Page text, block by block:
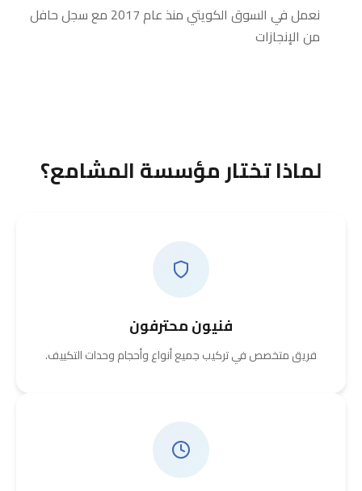
نعمل في السوق الكويتي منذ عام 2017 مع سجل حافل
من الإنجازات
لماذا تختار مؤسسة المشامع؟
فنيون محترفون
فريق متخصص في تركيب جميع أنواع وأحجام وحدات التكييف.